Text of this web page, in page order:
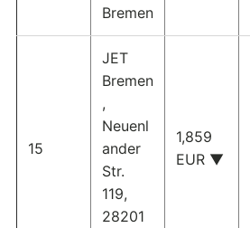
Bremen
15
JET
Bremen
,
Neuenl
ander
Str.
119,
28201
1,859
EUR ▼